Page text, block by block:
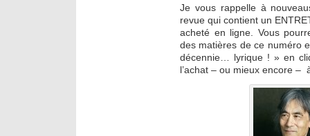
Je vous rappelle à
revue qui contient un
acheté en ligne. Vous
des matières de ce numéro
décennie… lyrique ! » en
l’achat – ou mieux encore –